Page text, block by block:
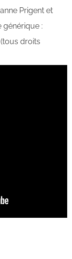
Prigent et
:
droits